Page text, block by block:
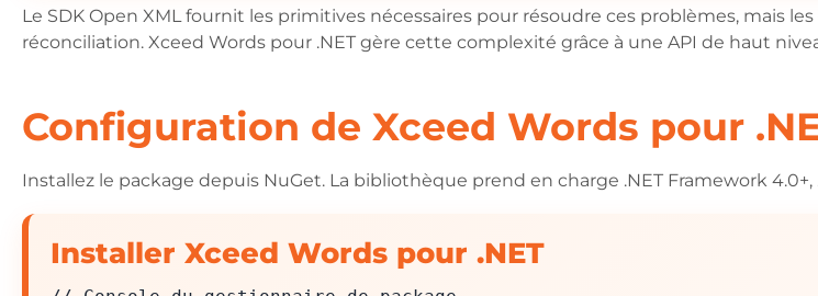
Le SDK Open XML fournit les primitives nécessaires pour résoudre ces problèmes, mais
réconciliation. Xceed Words pour .NET gère cette complexité grâce à une API de haut
Configuration de Xceed Words pour
Installez le package depuis NuGet. La bibliothèque prend en charge .NET Framework 4.0+,
Installer Xceed Words pour .NET